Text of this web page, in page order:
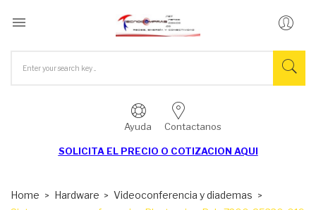

Ayuda Contactanos
SOLICITA EL PRECIO O COTIZACION AQUI
Home Hardware
Videoconferencia y diademas